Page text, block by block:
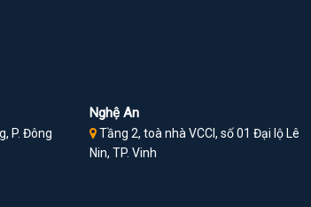
P. Đông
Nghệ An
Tầng 2, toà nhà VCCI, số 01 Đại lộ Lê
Nin, TP. Vinh